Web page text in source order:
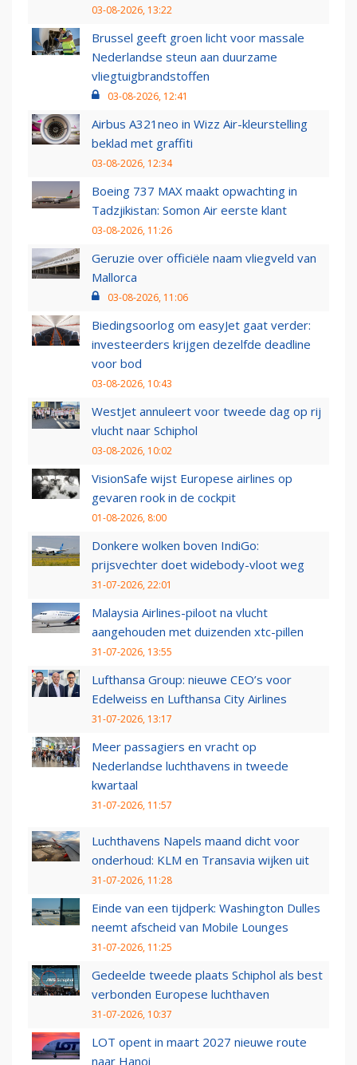
03-08-2026, 13:22
Brussel geeft groen licht voor massale
Nederlandse steun aan duurzame
vliegtuigbrandstoffen
03-08-2026, 12:41
Airbus A321neo in Wizz Air-kleurstelling
beklad met graffiti
03-08-2026, 12:34
Boeing 737 MAX maakt opwachting in
Tadzjikistan: Somon Air eerste klant
03-08-2026, 11:26
Geruzie over officiële naam vliegveld van
Mallorca
03-08-2026, 11:06
Biedingsoorlog om easyJet gaat verder:
investeerders krijgen dezelfde deadline
voor bod
03-08-2026, 10:43
WestJet annuleert voor tweede dag op rij
vlucht naar Schiphol
03-08-2026, 10:02
VisionSafe wijst Europese airlines op
gevaren rook in de cockpit
01-08-2026, 8:00
Donkere wolken boven IndiGo:
prijsvechter doet widebody-vloot weg
31-07-2026, 22:01
Malaysia Airlines-piloot na vlucht
aangehouden met duizenden xtc-pillen
31-07-2026, 13:55
Lufthansa Group: nieuwe CEO’s voor
Edelweiss en Lufthansa City Airlines
31-07-2026, 13:17
Meer passagiers en vracht op
Nederlandse luchthavens in tweede
kwartaal
31-07-2026, 11:57
Luchthavens Napels maand dicht voor
onderhoud: KLM en Transavia wijken uit
31-07-2026, 11:28
Einde van een tijdperk: Washington Dulles
neemt afscheid van Mobile Lounges
31-07-2026, 11:25
Gedeelde tweede plaats Schiphol als best
verbonden Europese luchthaven
31-07-2026, 10:37
LOT opent in maart 2027 nieuwe route
naar Hanoi